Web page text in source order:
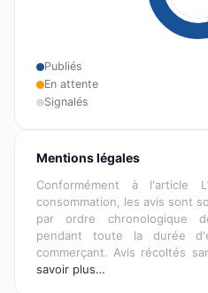
Publiés
En attente
Signalés
Mentions légales
Conformément à l'article
consommation, les avis sont
par ordre chronologique
pendant toute la durée
commerçant. Avis récoltés
savoir plus…